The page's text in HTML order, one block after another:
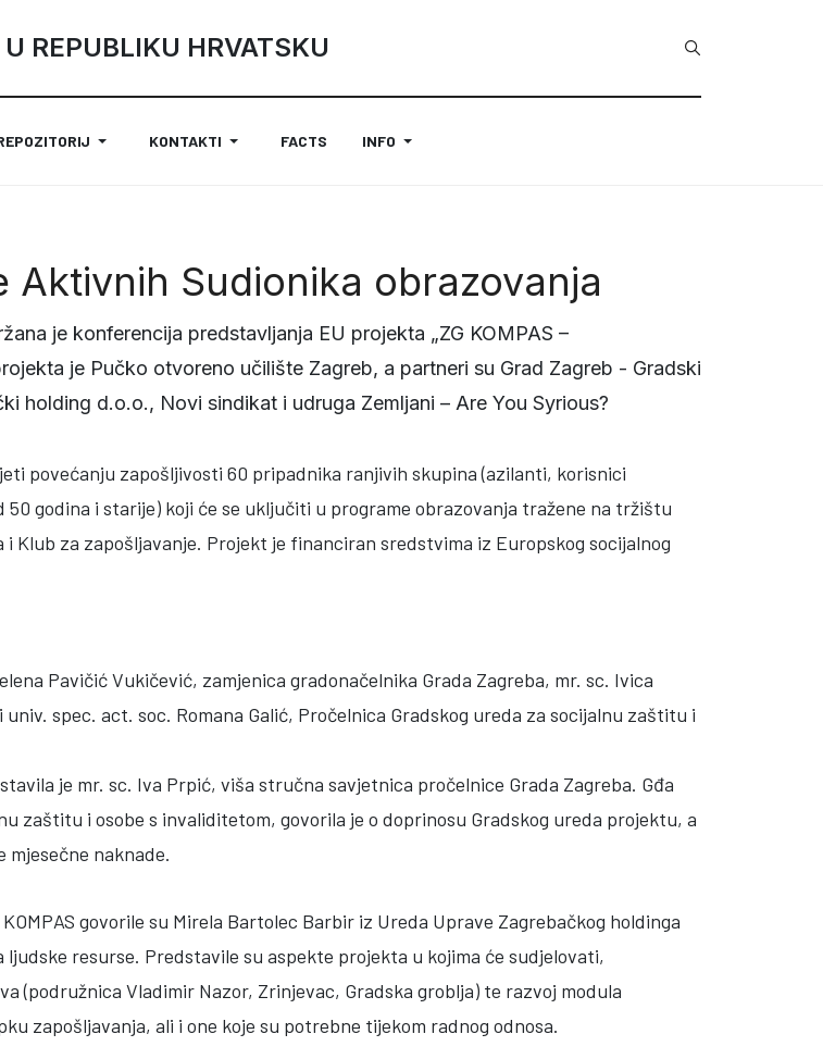
REPUBLIKU HRVATSKU
KONTAKTI FACTS INFO
Aktivnih Sudionika obrazovanja
je konferencija predstavljanja EU projekta „ZG KOMPAS –
je Pučko otvoreno učilište Zagreb, a partneri su Grad Zagreb - Gradski
holding d.o.o., Novi sindikat i udruga Zemljani – Are You Syrious?
povećanju zapošljivosti 60 pripadnika ranjivih skupina (azilanti, korisnici
50 godina i starije) koji će se uključiti u programe obrazovanja tražene na tržištu
Klub za zapošljavanje. Projekt je financiran sredstvima iz Europskog socijalnog
Pavičić Vukičević, zamjenica gradonačelnika Grada Zagreba, mr. sc. Ivica
spec. act. soc. Romana Galić, Pročelnica Gradskog ureda za socijalnu zaštitu i
je mr. sc. Iva Prpić, viša stručna savjetnica pročelnice Grada Zagreba. Gđa
zaštitu i osobe s invaliditetom, govorila je o doprinosu Gradskog ureda projektu, a
naknade.
govorile su Mirela Bartolec Barbir iz Ureda Uprave Zagrebačkog holdinga
resurse. Predstavile su aspekte projekta u kojima će sudjelovati,
(podružnica Vladimir Nazor, Zrinjevac, Gradska groblja) te razvoj modula
zapošljavanja, ali i one koje su potrebne tijekom radnog odnosa.